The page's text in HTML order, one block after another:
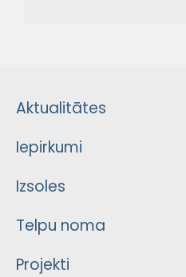
Aktualitātes
Iepirkumi
Izsoles
Telpu noma
Projekti